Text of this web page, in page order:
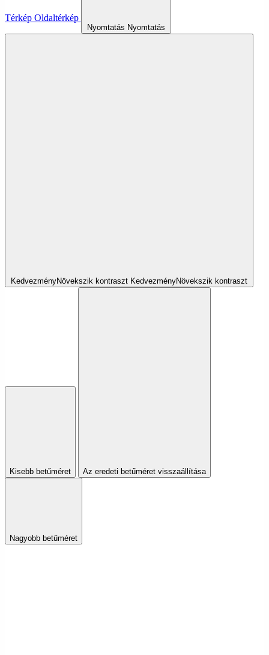
Térkép Oldaltérkép
Nyomtatás Nyomtatás
KedvezményNövekszik kontraszt KedvezményNövekszik kontraszt
Kisebb betűméret Az eredeti betűméret visszaállítása
Nagyobb betűméret